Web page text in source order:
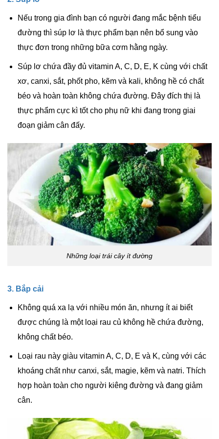
Nếu trong gia đình bạn có người đang mắc bệnh tiểu
đường thì súp lơ là thực phẩm bạn nên bổ sung vào
thực đơn trong những bữa cơm hằng ngày.
Súp lơ chứa đầy đủ vitamin A, C, D, E, K cùng với chất
xơ, canxi, sắt, phốt pho, kẽm và kali, không hề có chất
béo và hoàn toàn không chứa đường. Đây đích thị là
thực phẩm cực kì tốt cho phụ nữ khi đang trong giai
đoạn giảm cân đấy.
Những loại trái cây ít đường
3. Bắp cải
Không quá xa lạ với nhiều món ăn, nhưng ít ai biết
được chúng là một loại rau củ không hề chứa đường,
không chất béo.
Loại rau này giàu vitamin A, C, D, E và K, cùng với các
khoáng chất như canxi, sắt, magie, kẽm và natri. Thích
hợp hoàn toàn cho người kiêng đường và đang giảm
cân.